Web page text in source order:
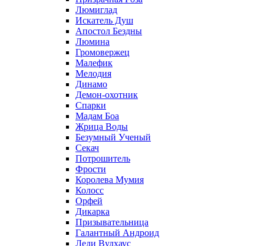
Люмиглад
Искатель Душ
Апостол Бездны
Люмина
Громовержец
Малефик
Мелодия
Динамо
Демон-охотник
Спарки
Мадам Боа
Жрица Воды
Безумный Ученый
Секач
Потрошитель
Фрости
Королева Мумия
Колосс
Орфей
Дикарка
Призывательница
Галантный Андроид
Леди Вудхаус